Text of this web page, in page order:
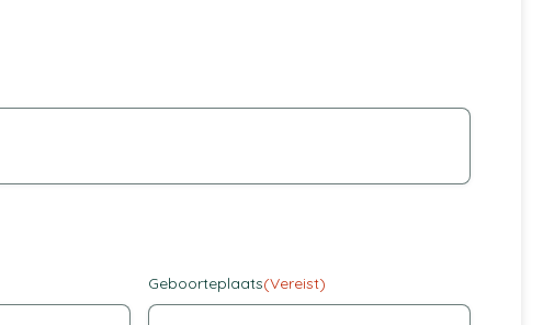
Geboorteplaats(Vereist)